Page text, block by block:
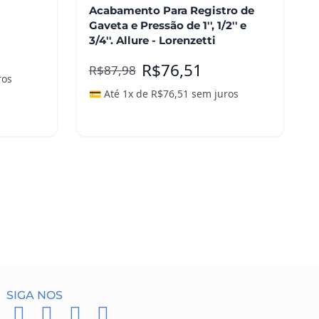
Acabamento Para Registro de
Gaveta e Pressão de 1'', 1/2'' e
3/4''. Allure - Lorenzetti
R$87,98 R$76,51
💳 Até 1x de R$76,51 sem juros
SIGA NOS
F I P W